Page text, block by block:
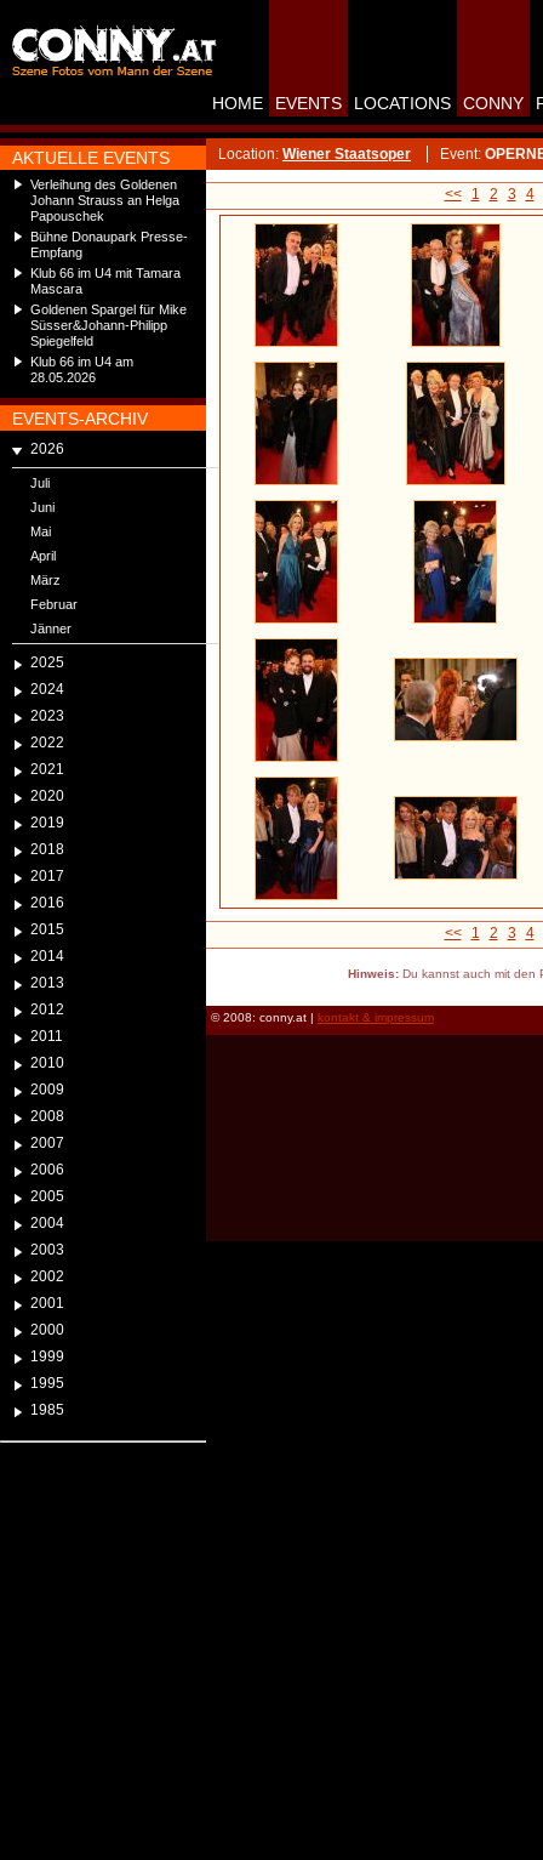
AKTUELLE EVENTS
Verleihung des Goldenen
Johann Strauss an Helga
Papouschek
Bühne Donaupark Presse-
Empfang
Klub 66 im U4 mit Tamara
Mascara
Goldenen Spargel für Mike
Süsser&Johann-Philipp
Spiegelfeld
Klub 66 im U4 am
28.05.2026
EVENTS-ARCHIV
2026
Juli
Juni
Mai
April
März
Februar
Jänner
2025
2024
2023
2022
2021
2020
2019
2018
2017
2016
2015
2014
2013
2012
2011
2010
2009
2008
2007
2006
2005
2004
2003
2002
2001
2000
1999
1995
1985
HOME EVENTS LOCATIONS CONNY
Location: Wiener Staatsoper Event:
<< 1 2 3 4
<< 1 2 3 4
Hinweis:Du kannst auch mit den
© 2008: conny.at | kontakt & impressum